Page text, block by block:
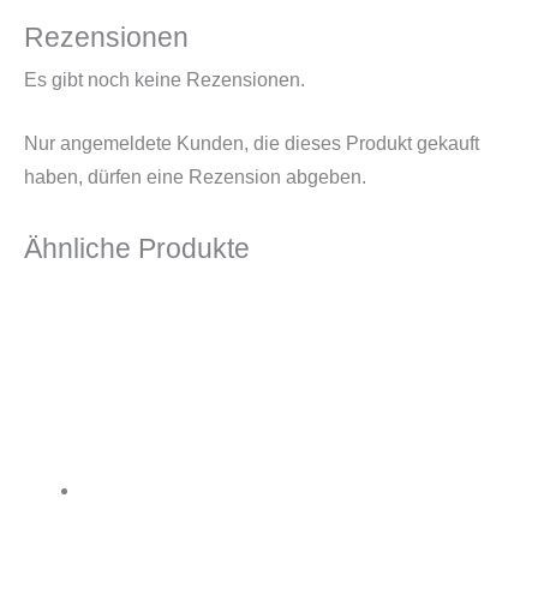
Rezensionen
Es gibt noch keine Rezensionen.
Nur angemeldete Kunden, die dieses Produkt gekauft
haben, dürfen eine Rezension abgeben.
Ähnliche Produkte